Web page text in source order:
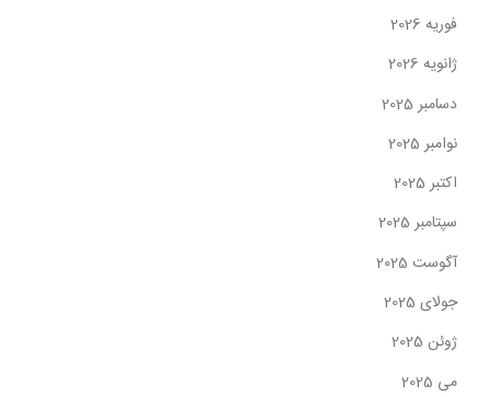
فوریه 2026
ژانویه 2026
دسامبر 2025
نوامبر 2025
اکتبر 2025
سپتامبر 2025
آگوست 2025
جولای 2025
ژوئن 2025
می 2025